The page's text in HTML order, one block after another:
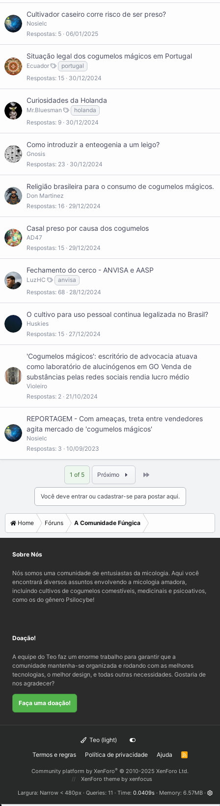
Cultivador caseiro corre risco de ser preso?
Nosielc
Respostas 5 06/01/2025
Situação legal dos cogumelos mágicos em Portugal
Ecuador
portugal
Respostas 15 30/12/2024
Curiosidades da Holanda
Mr.Bluesman
holanda
Respostas 9 30/12/2024
Como introduzir a enteogenia a um leigo?
Gnosis
Respostas 23 30/12/2024
Religião brasileira para o consumo de cogumelos mágicos.
Don Martinez
Respostas 16 29/12/2024
Casal preso por causa dos cogumelos
AD47
Respostas 15 29/12/2024
Fechamento do cerco - ANVISA e AASP
LuzHC
anvisa
Respostas 68 28/12/2024
O cultivo para uso pessoal continua legalizada no Brasil?
Huskies
Respostas 15 27/12/2024
'Cogumelos mágicos': escritório de advocacia atuava
como laboratório de alucinógenos em GO Venda de
substâncias pelas redes sociais rendia lucro médio
Violeiro
Respostas 2 21/10/2024
REPORTAGEM - Com ameaças, treta entre vendedores
agita mercado de 'cogumelos mágicos'
Nosielc
Respostas 3 10/09/2023
1 of 5 Próximo
Você deve entrar ou cadastrar-se para postar aqui.
Home Fóruns A Comunidade Fúngica
Sobre Nós
Nós somos uma comunidade de entusiastas da micologia. Aqui você
encontrará diversos assuntos envolvendo a micologia amadora,
incluindo cultivos de cogumelos comestíveis, medicinais e psicoativos,
como os do gênero Psilocybe!
Doação!
A equipe do Teo faz um enorme trabalho para garantir que a
comunidade mantenha-se organizada e rodando com as melhores
tecnologias, o melhor design, e todas outras necessidades. Gostaria de
nos agradecer?
Faça uma doação!
Teo (light)
Termos e regras
Política de privacidade Ajuda
Community platform by XenForo® © 2010-2025 XenForo Ltd.
XenForo theme by xenfocus
Largura
Queries 11 Time 0.0409s Memory 6.57MB